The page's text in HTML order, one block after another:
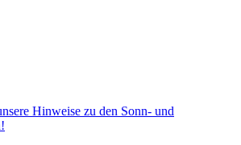
Hinweise zu den Sonn- und